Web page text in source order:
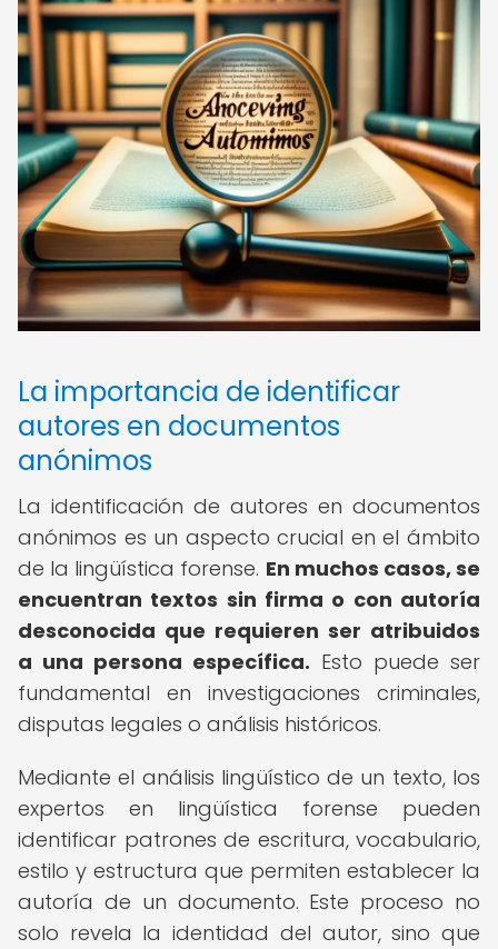
La importancia de identificar
autores en documentos
anónimos
La identificación de autores en documentos
anónimos es un aspecto crucial en el ámbito
de la lingüística forense. En muchos casos, se
encuentran textos sin firma o con autoría
desconocida que requieren ser atribuidos
a una persona específica. Esto puede ser
fundamental en investigaciones criminales,
disputas legales o análisis históricos.
Mediante el análisis lingüístico de un texto, los
expertos en lingüística forense pueden
identificar patrones de escritura, vocabulario,
estilo y estructura que permiten establecer la
autoría de un documento. Este proceso no
solo revela la identidad del autor, sino que